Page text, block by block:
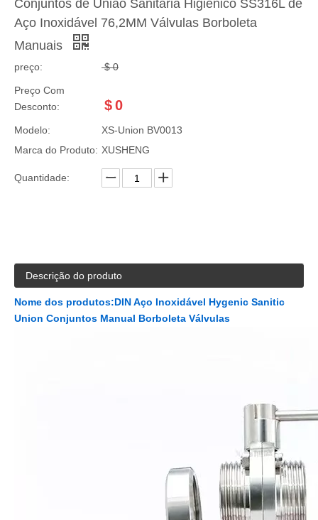
Conjuntos de União Sanitária Higiênico SS316L de
Aço Inoxidável 76,2MM Válvulas Borboleta
Manuais
preço: $ 0
Preço Com
Desconto:
$0
Modelo:
XS-Union BV0013
Marca do Produto: XUSHENG
Quantidade:
Descrição do produto
Nome dos produtos:DIN Aço Inoxidável Hygenic Sanitic
Union Conjuntos Manual Borboleta Válvulas